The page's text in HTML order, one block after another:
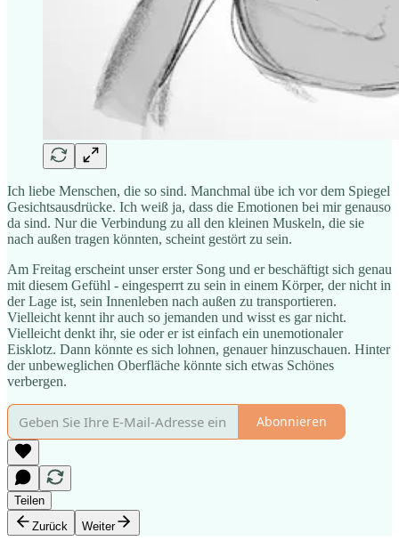
Ich liebe Menschen, die so sind. Manchmal übe ich vor dem Spiegel
Gesichtsausdrücke. Ich weiß ja, dass die Emotionen bei mir genauso
da sind. Nur die Verbindung zu all den kleinen Muskeln, die sie
nach außen tragen könnten, scheint gestört zu sein.
Am Freitag erscheint unser erster Song und er beschäftigt sich genau
mit diesem Gefühl - eingesperrt zu sein in einem Körper, der nicht in
der Lage ist, sein Innenleben nach außen zu transportieren.
Vielleicht kennt ihr auch so jemanden und wisst es gar nicht.
Vielleicht denkt ihr, sie oder er ist einfach ein unemotionaler
Eisklotz. Dann könnte es sich lohnen, genauer hinzuschauen. Hinter
der unbeweglichen Oberfläche könnte sich etwas Schönes
verbergen.
Abonnieren
Teilen
Zurück
Weiter